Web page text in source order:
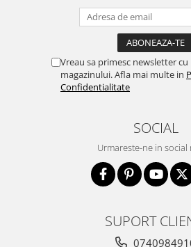
Vreau sa primesc newsletter
magazinului. Afla mai multe in
Confidentialitate
SOCIAL
Urmareste-ne in social
SUPORT